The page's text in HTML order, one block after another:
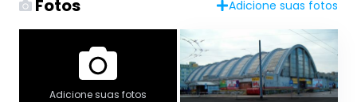
Fotos Adicione suas fotos
Adicione suas fotos